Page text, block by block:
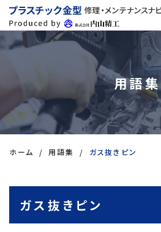
用語集
ホーム 用語集 ガス抜きピン
ガス抜きピン